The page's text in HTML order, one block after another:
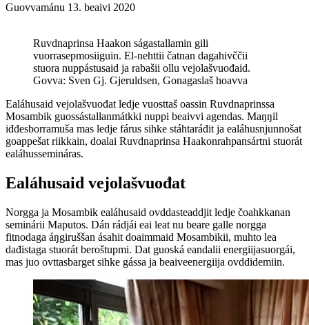
Guovvamánu 13. beaivi 2020
Ruvdnaprinsa Haakon ságastallamin gili
vuorrasepmosiiguin. El-nehttii čatnan dagahivččii
stuora nuppástusaid ja rabašii ollu vejolašvuođaid.
Govva: Sven Gj. Gjeruldsen, Gonagaslaš hoavva
Ealáhusaid vejolašvuođat ledje vuosttaš oassin Ruvdnaprinssa
Mosambik guossástallanmátkki nuppi beaivvi agendas. Maŋŋil
iđđesborramuša mas ledje fárus sihke stáhtaráđit ja ealáhusnjunnošat
goappešat riikkain, doalai Ruvdnaprinsa Haakonrahpansártni stuorát
ealáhussemináras.
Ealáhusaid vejolašvuođat
Norgga ja Mosambik ealáhusaid ovddasteaddjit ledje čoahkkanan
seminárii Maputos. Dán rádjái eai leat nu beare galle norgga
fitnodaga áŋgiruššan ásahit doaimmaid Mosambikii, muhto lea
dađistaga stuorát beroštupmi. Dat guoská eandalii energiijasuorgái,
mas juo ovttasbarget sihke gássa ja beaiveenergiija ovddidemiin.